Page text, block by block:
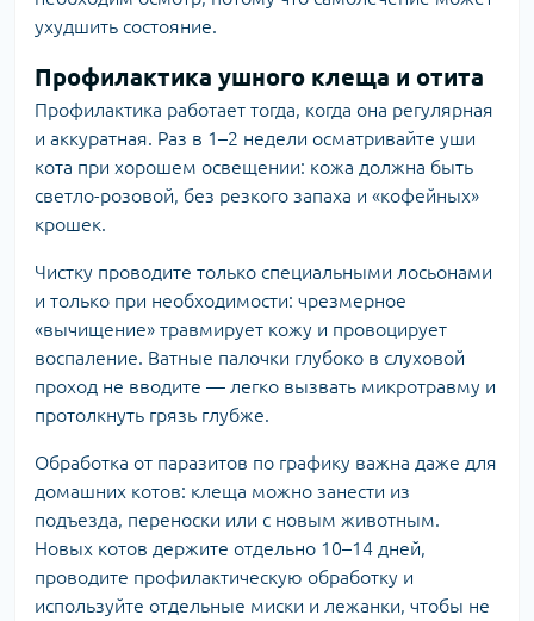
ухудшить состояние.
Профилактика ушного клеща и отита
Профилактика работает тогда, когда она регулярная
и аккуратная. Раз в 1–2 недели осматривайте уши
кота при хорошем освещении: кожа должна быть
светло-розовой, без резкого запаха и «кофейных»
крошек.
Чистку проводите только специальными лосьонами
и только при необходимости: чрезмерное
«вычищение» травмирует кожу и провоцирует
воспаление. Ватные палочки глубоко в слуховой
проход не вводите — легко вызвать микротравму и
протолкнуть грязь глубже.
Обработка от паразитов по графику важна даже для
домашних котов: клеща можно занести из
подъезда, переноски или с новым животным.
Новых котов держите отдельно 10–14 дней,
проводите профилактическую обработку и
используйте отдельные миски и лежанки, чтобы не